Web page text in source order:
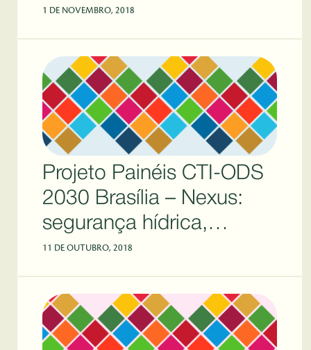
Emprego
1 DE NOVEMBRO, 2018
Projeto Painéis CTI-ODS
2030 Brasília – Nexus:
segurança hídrica,
energética e alimentar
11 DE OUTUBRO, 2018